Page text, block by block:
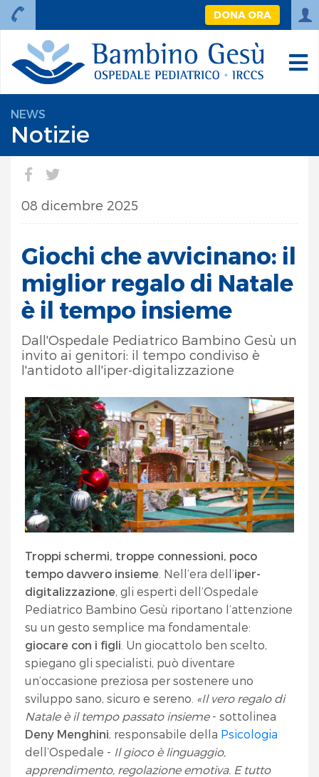
DONA ORA
NEWS
Notizie
08 dicembre 2025
Giochi che avvicinano: il
miglior regalo di Natale
è il tempo insieme
Dall'Ospedale Pediatrico Bambino Gesù un
invito ai genitori: il tempo condiviso è
l'antidoto all'iper-digitalizzazione
Troppi schermi, troppe connessioni, poco
tempo davvero insieme . Nell’era dell’iper-
digitalizzazione, gli esperti dell’Ospedale
Pediatrico Bambino Gesù riportano l’attenzione
su un gesto semplice ma fondamentale:
giocare con i figli . Un giocattolo ben scelto,
spiegano gli specialisti, può diventare
un’occasione preziosa per sostenere uno
sviluppo sano, sicuro e sereno. «Il vero regalo di
Natale è il tempo passato insieme- sottolinea
Deny Menghini, responsabile della Psicologia
dell’Ospedale - Il gioco è linguaggio,
apprendimento, regolazione emotiva. E tutto